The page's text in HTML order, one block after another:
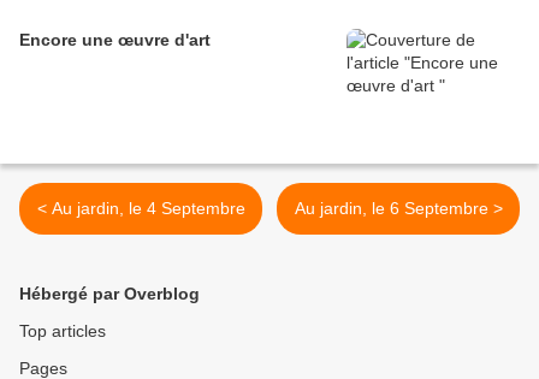
Encore une œuvre d'art
< Au jardin, le 4 Septembre Au jardin, le 6 Septembre >
Hébergé par Overblog
Top articles
Pages